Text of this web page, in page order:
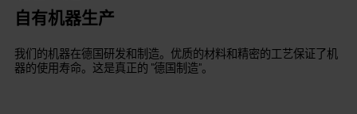
自有机器生产
我们的机器在德国研发和制造。优质的材料和精密的工艺保证了机
器的使用寿命。这是真正的 "德国制造"。